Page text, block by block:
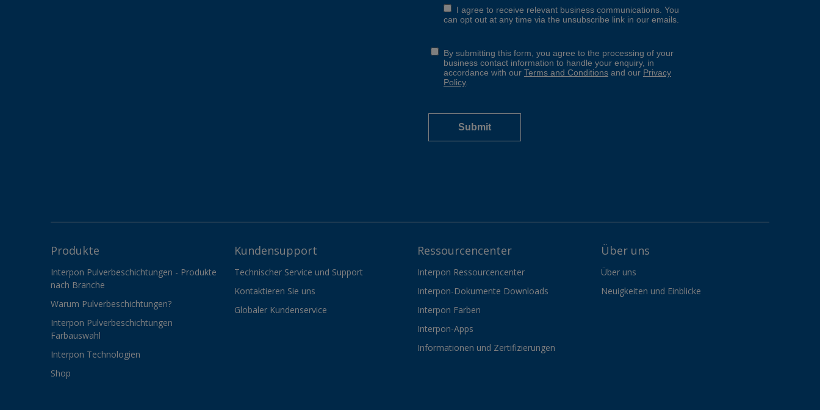
Produkte
Interpon Pulverbeschichtungen - Produkte
nach Branche
Warum Pulverbeschichtungen?
Interpon Pulverbeschichtungen
Farbauswahl
Interpon Technologien
Shop
Kundensupport
Technischer Service und Support
Kontaktieren Sie uns
Globaler Kundenservice
Ressourcencenter
Interpon Ressourcencenter
Interpon-Dokumente Downloads
Interpon Farben
Interpon-Apps
Informationen und Zertifizierungen
Über uns
Über uns
Neuigkeiten und Einblicke